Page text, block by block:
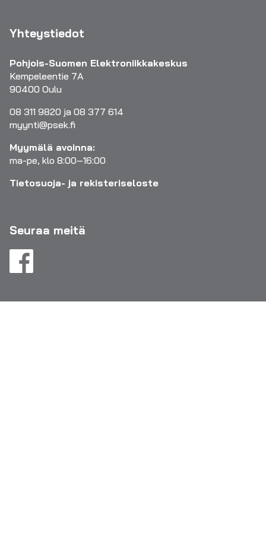
Yhteystiedot
Pohjois-Suomen Elektroniikkakeskus
Kempeleentie 7A
90400 Oulu
08 311 9820 ja 08 377 614
myynti@psek.fi
Myymälä avoinna:
ma-pe, klo 8:00–16:00
Tietosuoja- ja rekisteriseloste
Seuraa meitä